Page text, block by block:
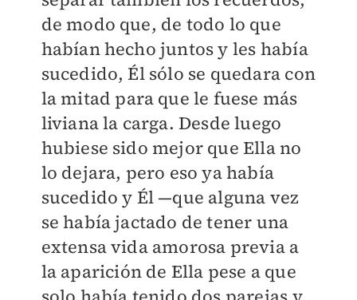
de modo que, de todo lo que
habían hecho juntos y les había
sucedido, Él sólo se quedara con
la mitad para que le fuese más
liviana la carga. Desde luego
hubiese sido mejor que Ella no
lo dejara, pero eso ya había
sucedido y Él —que alguna vez
se había jactado de tener una
extensa vida amorosa previa a
la aparición de Ella pese a que